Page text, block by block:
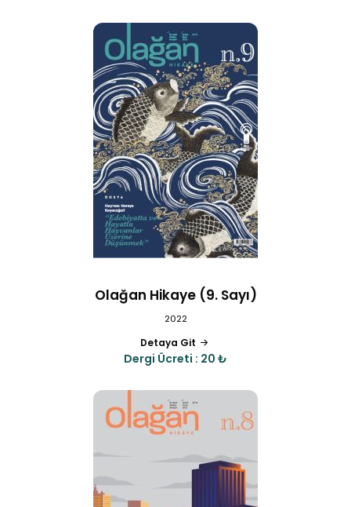
Olağan Hikaye (9. Sayı)
2022
Detaya Git
Dergi Ücreti : 20 ₺